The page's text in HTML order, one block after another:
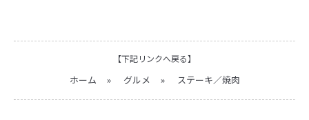
【下記リンクへ戻る】
ホーム » グルメ » ステーキ／焼肉